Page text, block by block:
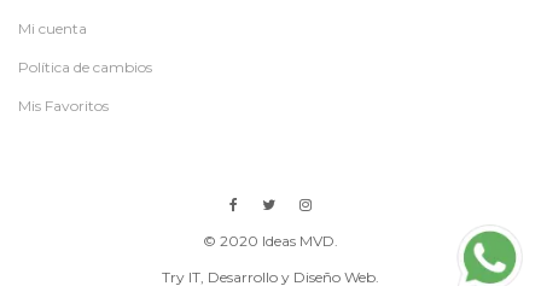
Mi cuenta
Política de cambios
Mis Favoritos
© 2020 Ideas MVD.
Try IT , Desarrollo y Diseño Web.